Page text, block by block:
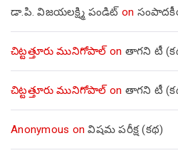
డా.పి. విజయలక్ష్మి పండిట్ on
చిట్టత్తూరు మునిగోపాల్on తాగని టీ
చిట్టత్తూరు మునిగోపాల్on తాగని టీ
Anonymous onవిషమ పరీక్ష (క‌థ‌)